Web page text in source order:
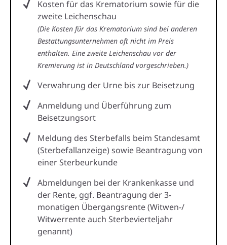
Kosten für das Krematorium sowie für die
zweite Leichenschau
(Die Kosten für das Krematorium sind bei anderen
Bestattungsunternehmen oft nicht im Preis
enthalten. Eine zweite Leichenschau vor der
Kremierung ist in Deutschland vorgeschrieben.)
Verwahrung der Urne bis zur Beisetzung
Anmeldung und Überführung zum
Beisetzungsort
Meldung des Sterbefalls beim Standesamt
(Sterbefallanzeige) sowie Beantragung von
einer Sterbeurkunde
Abmeldungen bei der Krankenkasse und
der Rente, ggf. Beantragung der 3-
monatigen Übergangsrente (Witwen-/
Witwerrente auch Sterbevierteljahr
genannt)